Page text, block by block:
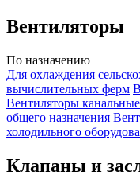
Вентиляторы
По назначению
Для охлаждения
вычислительных ферм
Вентиляторы канальные
общего назначения
холодильного
Клапаны и